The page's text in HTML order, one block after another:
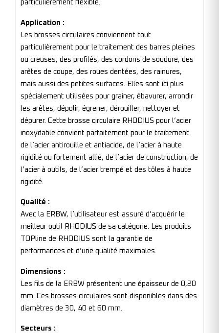
particulièrement flexible.
Application :
Les brosses circulaires conviennent tout
particulièrement pour le traitement des barres pleines
ou creuses, des profilés, des cordons de soudure, des
arêtes de coupe, des roues dentées, des rainures,
mais aussi des petites surfaces. Elles sont ici plus
spécialement utilisées pour grainer, ébavurer, arrondir
les arêtes, dépolir, égrener, dérouiller, nettoyer et
dépurer. Cette brosse circulaire RHODIUS pour l’acier
inoxydable convient parfaitement pour le traitement
de l’acier antirouille et antiacide, de l’acier à haute
rigidité ou fortement allié, de l’acier de construction, de
l’acier à outils, de l’acier trempé et des tôles à haute
rigidité.
Qualité :
Avec la ERBW, l’utilisateur est assuré d’acquérir le
meilleur outil RHODIUS de sa catégorie. Les produits
TOPline de RHODIUS sont la garantie de
performances et d’une qualité maximales.
Dimensions :
Les fils de la ERBW présentent une épaisseur de 0,20
mm. Ces brosses circulaires sont disponibles dans des
diamètres de 30, 40 et 60 mm.
Secteurs :